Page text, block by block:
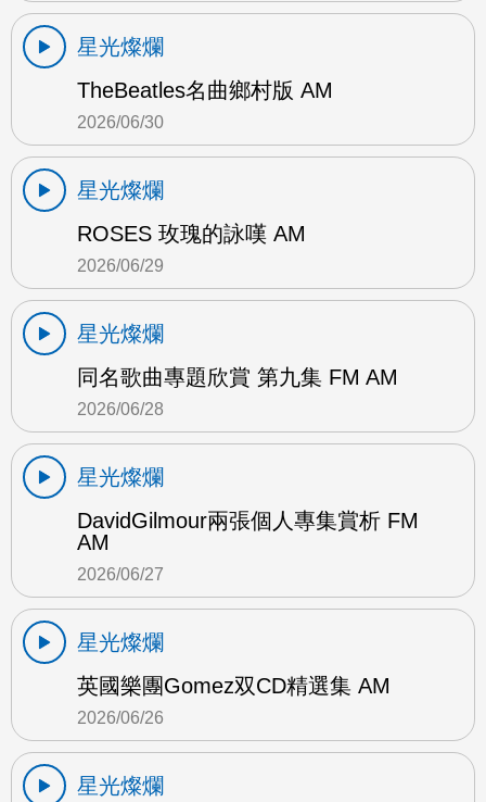
星光燦爛
TheBeatles名曲鄉村版 AM
2026/06/30
星光燦爛
ROSES 玫瑰的詠嘆 AM
2026/06/29
星光燦爛
同名歌曲專題欣賞 第九集 FM AM
2026/06/28
星光燦爛
DavidGilmour兩張個人專集賞析 FM
AM
2026/06/27
星光燦爛
英國樂團Gomez双CD精選集 AM
2026/06/26
星光燦爛